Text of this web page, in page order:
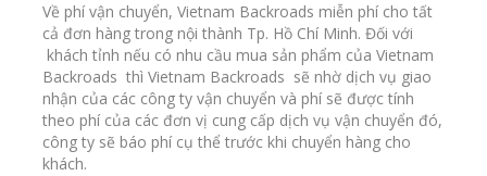
Về phí vận chuyển, Vietnam Backroads miễn phí cho tất
cả đơn hàng trong nội thành Tp. Hồ Chí Minh. Đối với
khách tỉnh nếu có nhu cầu mua sản phẩm của Vietnam
Backroads thì Vietnam Backroads sẽ nhờ dịch vụ giao
nhận của các công ty vận chuyển và phí sẽ được tính
theo phí của các đơn vị cung cấp dịch vụ vận chuyển đó,
công ty sẽ báo phí cụ thể trước khi chuyển hàng cho
khách.